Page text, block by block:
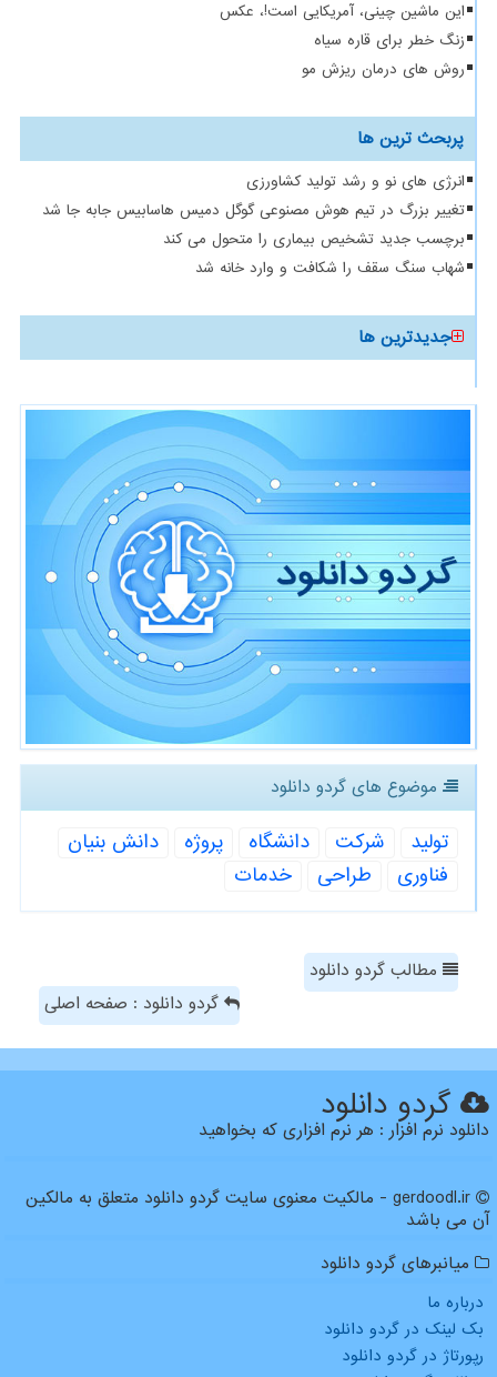
این ماشین چینی، آمریکایی است!، عکس
زنگ خطر برای قاره سیاه
روش های درمان ریزش مو
پربحث ترین ها
انرژی های نو و رشد تولید کشاورزی
تغییر بزرگ در تیم هوش مصنوعی گوگل دمیس هاسابیس جابه جا شد
برچسب جدید تشخیص بیماری را متحول می کند
شهاب سنگ سقف را شکافت و وارد خانه شد
جدیدترین ها
موضوع های گردو دانلود
تولید شركت دانشگاه پروژه
دانش بنیان
فناوری
طراحی خدمات
مطالب گردو دانلود
گردو دانلود : صفحه اصلی
گردو دانلود
دانلود نرم افزار : هر نرم افزاری که بخواهید
gerdoodl.ir - مالکیت معنوی سایت گردو دانلود متعلق به مالکین
آن می باشد
میانبرهای گردو دانلود
درباره ما
بک لینک در گردو دانلود
رپورتاژ در گردو دانلود